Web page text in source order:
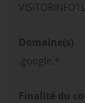
Domaine(s)
.google.*
Finalité du